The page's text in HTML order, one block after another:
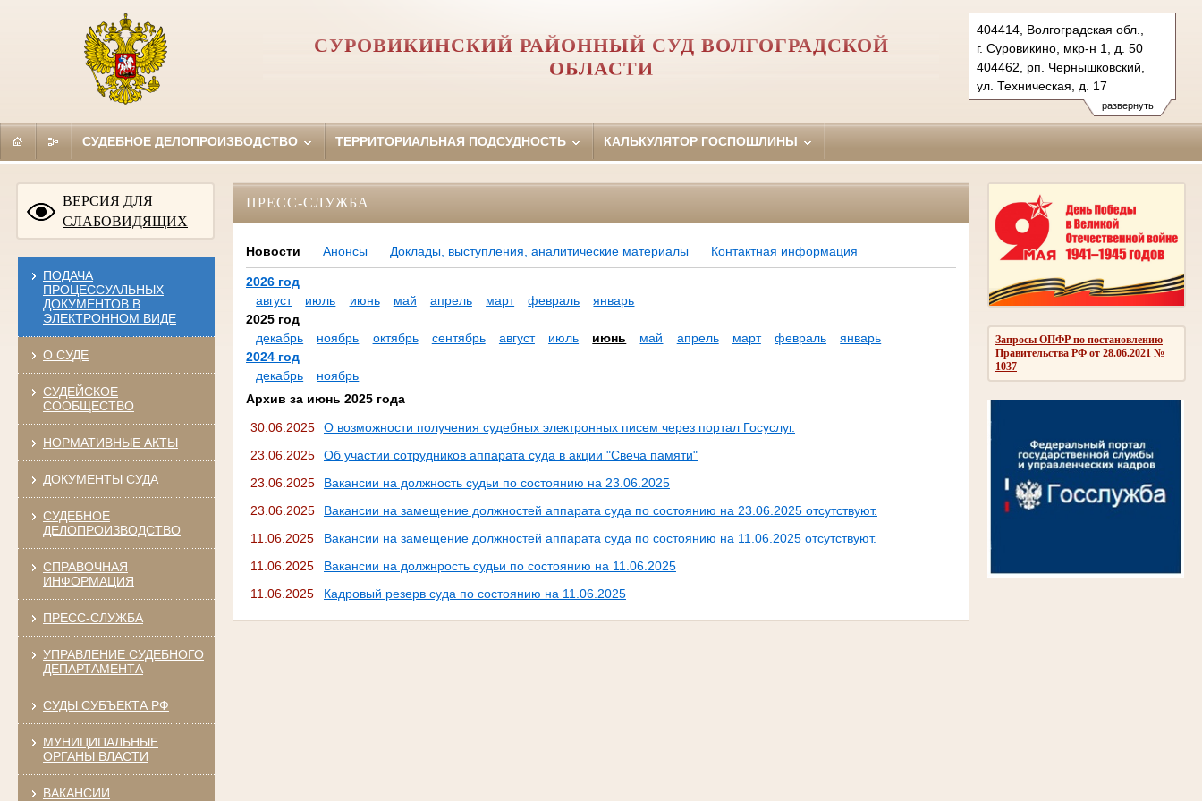
развернуть
404414, Волгоградская обл.,
г. Суровикино, мкр-н 1, д. 50
404462, рп. Чернышковский,
ул. Техническая, д. 17
Тел.: (84473) 2-51-10
surov.vol@sudrf.ru
СУРОВИКИНСКИЙ РАЙОННЫЙ СУД ВОЛГОГРАДСКОЙ
ОБЛАСТИ
СУДЕБНОЕ ДЕЛОПРОИЗВОДСТВО ТЕРРИТОРИАЛЬНАЯ ПОДСУДНОСТЬ КАЛЬКУЛЯТОР ГОСПОШЛИНЫ
ВЕРСИЯ ДЛЯ
СЛАБОВИДЯЩИХ
ПОДАЧА
ПРОЦЕССУАЛЬНЫХ
ДОКУМЕНТОВ В
ЭЛЕКТРОННОМ ВИДЕ
О СУДЕ
СУДЕЙСКОЕ
СООБЩЕСТВО
НОРМАТИВНЫЕ АКТЫ
ДОКУМЕНТЫ СУДА
СУДЕБНОЕ
ДЕЛОПРОИЗВОДСТВО
СПРАВОЧНАЯ
ИНФОРМАЦИЯ
ПРЕСС-СЛУЖБА
УПРАВЛЕНИЕ СУДЕБНОГО
ДЕПАРТАМЕНТА
СУДЫ СУБЪЕКТА РФ
МУНИЦИПАЛЬНЫЕ
ОРГАНЫ ВЛАСТИ
ВАКАНСИИ
Запросы ОПФР по постановлению
Правительства РФ от 28.06.2021 №
1037
ПРЕСС-СЛУЖБА
Новости Анонсы Доклады, выступления, аналитические материалы Контактная информация
2026 год
август
июль июнь май апрель март февраль
январь
2025 год
декабрь
ноябрь октябрь сентябрь август июль июнь май апрель март февраль
январь
2024 год
декабрь
ноябрь
Архив за июнь 2025 года
30.06.2025
О возможности получения судебных электронных писем через портал Госуслуг.
23.06.2025
Об участии сотрудников аппарата суда в акции "Свеча памяти"
23.06.2025
Вакансии на должность судьи по состоянию на 23.06.2025
23.06.2025
Вакансии на замещение должностей аппарата суда по состоянию на 23.06.2025 отсутствуют.
11.06.2025
Вакансии на замещение должностей аппарата суда по состоянию на 11.06.2025 отсутствуют.
11.06.2025
Вакансии на должнрость судьи по состоянию на 11.06.2025
11.06.2025
Кадровый резерв суда по состоянию на 11.06.2025